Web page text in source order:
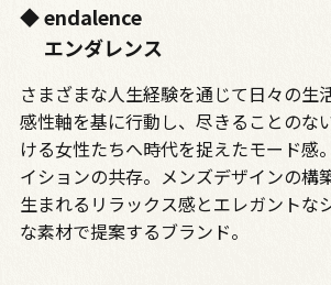
◆ endalence
エンダレンス
さまざまな人生経験を通じて日々の生
感性軸を基に行動し、尽きることのな
ける女性たちへ時代を捉えたモード感
イションの共存。メンズデザインの構
生まれるリラックス感とエレガントな
な素材で提案するブランド。